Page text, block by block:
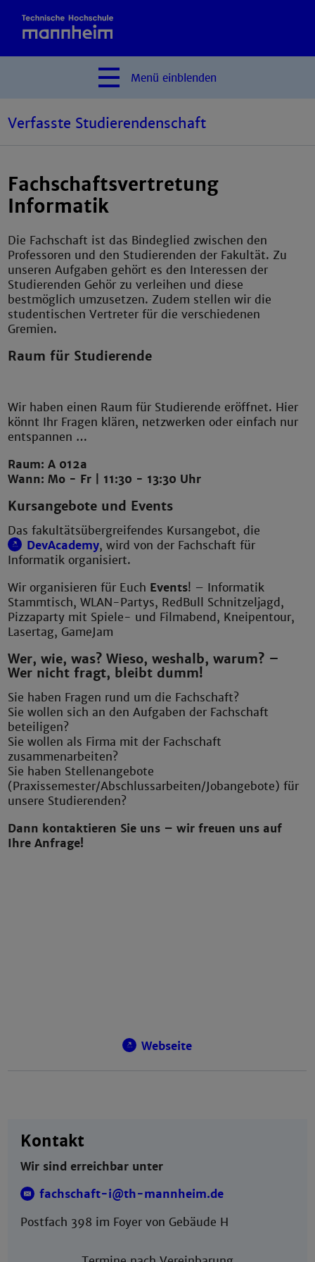
Menü einblenden
Verfasste Studierendenschaft
Fachschaftsvertretung
Informatik
Die Fachschaft ist das Bindeglied zwischen den
Professoren und den Studierenden der Fakultät. Zu
unseren Aufgaben gehört es den Interessen der
Studierenden Gehör zu verleihen und diese
bestmöglich umzusetzen. Zudem stellen wir die
studentischen Vertreter für die verschiedenen
Gremien.
Raum für Studierende
Wir haben einen Raum für Studierende eröffnet. Hier
könnt Ihr Fragen klären, netzwerken oder einfach nur
entspannen …
Raum: A 012a
Wann: Mo - Fr | 11:30 - 13:30 Uhr
Kursangebote und Events
Das fakultätsübergreifendes Kursangebot, die
DevAcademy, wird von der Fachschaft für
Informatik organisiert.
Wir organisieren für Euch Events! – Informatik
Stammtisch, WLAN-Partys, RedBull Schnitzeljagd,
Pizzaparty mit Spiele- und Filmabend, Kneipentour,
Lasertag, GameJam
Wer, wie, was? Wieso, weshalb, warum? –
Wer nicht fragt, bleibt dumm!
Sie haben Fragen rund um die Fachschaft?
Sie wollen sich an den Aufgaben der Fachschaft
beteiligen?
Sie wollen als Firma mit der Fachschaft
zusammenarbeiten?
Sie haben Stellenangebote
(Praxissemester/Abschlussarbeiten/Jobangebote) für
unsere Studierenden?
Dann kontaktieren Sie uns – wir freuen uns auf
Ihre Anfrage!
Webseite
Kontakt
Wir sind erreichbar unter
fachschaft-i@th-mannheim.de
Postfach 398 im Foyer von Gebäude H